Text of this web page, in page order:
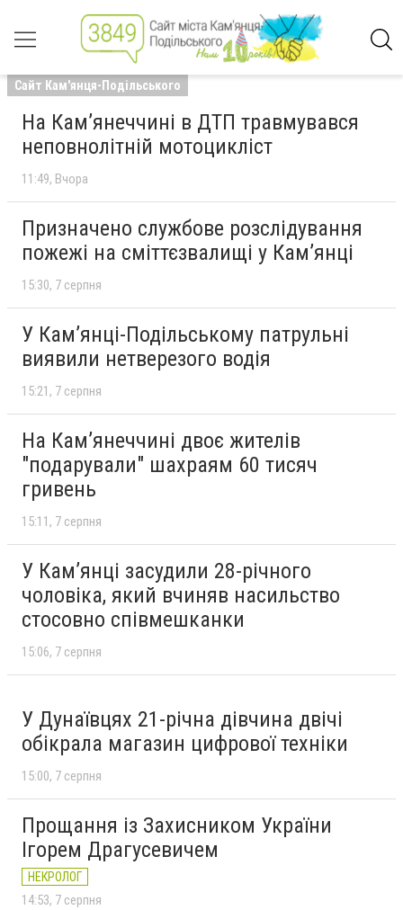
Сайт Кам'янця-Подільського
На Кам’янеччині в ДТП травмувався
неповнолітній мотоцикліст
11:49 Вчора
Призначено службове розслідування
пожежі на сміттєзвалищі у Кам’янці
15:30 7 серпня
У Кам’янці-Подільському патрульні
виявили нетверезого водія
15:21 7 серпня
На Камʼянеччині двоє жителів
"подарували" шахраям 60 тисяч
гривень
15:11 7 серпня
У Камʼянці засудили 28-річного
чоловіка, який вчиняв насильство
стосовно співмешканки
15:06 7 серпня
У Дунаївцях 21-річна дівчина двічі
обікрала магазин цифрової техніки
15:00 7 серпня
Прощання із Захисником України
Ігорем Драгусевичем
НЕКРОЛОГ
14:53 7 серпня